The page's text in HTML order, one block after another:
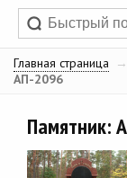
Главная страница →
АП-2096
Памятник: